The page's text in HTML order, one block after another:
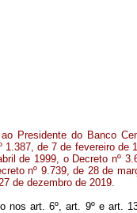
Presidente do Banco
de 7 de fevereiro de
de 1999, o Decreto nº
nº 9.739, de 28 de
de dezembro de 2019.
nos art. 6º, art. 9º e art.